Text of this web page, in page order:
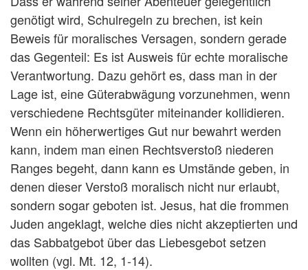
genötigt wird, Schulregeln zu brechen, ist kein
Beweis für moralisches Versagen, sondern gerade
das Gegenteil: Es ist Ausweis für echte moralische
Verantwortung. Dazu gehört es, dass man in der
Lage ist, eine Güterabwägung vorzunehmen, wenn
verschiedene Rechtsgüter miteinander kollidieren.
Wenn ein höherwertiges Gut nur bewahrt werden
kann, indem man einen Rechtsverstoß niederen
Ranges begeht, dann kann es Umstände geben, in
denen dieser Verstoß moralisch nicht nur erlaubt,
sondern sogar geboten ist. Jesus, hat die frommen
Juden angeklagt, welche dies nicht akzeptierten und
das Sabbatgebot über das Liebesgebot setzen
wollten (vgl. Mt. 12, 1-14).